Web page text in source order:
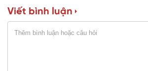
Viết bình luận